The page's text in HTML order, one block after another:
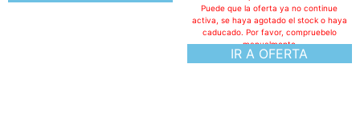
IR A OFERTA
Puede que la oferta ya no continue
activa, se haya agotado el stock o haya
caducado. Por favor, compruebelo
manualmente